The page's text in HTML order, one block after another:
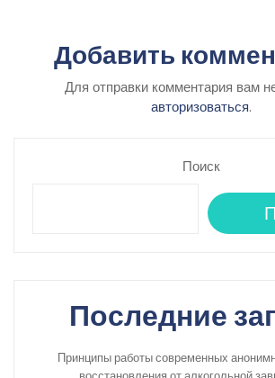
Добавить
Для отправки комментария вам
авторизоваться.
Поиск
Последние
Принципы работы современных